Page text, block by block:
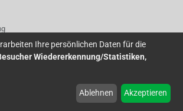
auf max. 45 °
sehr kurz
Ihre persönlichen Daten für die
Wiedererkennung/Statistiken,
Ablehnen Akzeptieren